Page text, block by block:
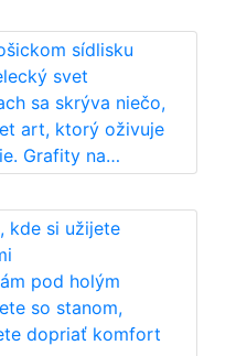
sídlisku
svet
sa skrýva niečo,
art, ktorý oživuje
Grafity na…
kde si užijete
pod holým
so stanom,
dopriať komfort